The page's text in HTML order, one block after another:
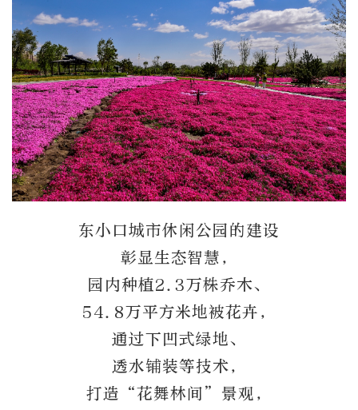
东小口城市休闲公园的建设
彰显生态智慧，
园内种植2.3万株乔木、
54.8万平方米地被花卉，
通过下凹式绿地、
透水铺装等技术，
打造“花舞林间”景观，